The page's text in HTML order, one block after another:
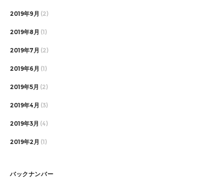
2019年9月 (2)
2019年8月 (1)
2019年7月 (2)
2019年6月 (1)
2019年5月 (2)
2019年4月 (3)
2019年3月 (4)
2019年2月 (1)
バックナンバー